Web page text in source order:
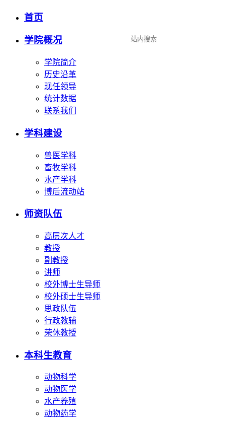
首页
学院概况
学院简介
历史沿革
现任领导
统计数据
联系我们
学科建设
兽医学科
畜牧学科
水产学科
博后流动站
师资队伍
高层次人才
教授
副教授
讲师
校外博士生导师
校外硕士生导师
思政队伍
行政教辅
荣休教授
本科生教育
动物科学
动物医学
水产养殖
动物药学